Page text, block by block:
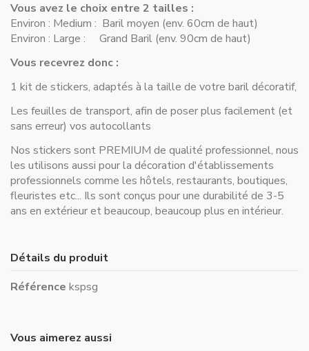
Vous avez le choix entre 2 tailles :
Environ : Medium : Baril moyen (env. 60cm de haut)
Environ : Large : Grand Baril (env. 90cm de haut)
Vous recevrez donc :
1 kit de stickers, adaptés à la taille de votre baril décoratif,
Les feuilles de transport, afin de poser plus facilement (et
sans erreur) vos autocollants
Nos stickers sont PREMIUM de qualité professionnel, nous
les utilisons aussi pour la décoration d'établissements
professionnels comme les hôtels, restaurants, boutiques,
fleuristes etc... Ils sont conçus pour une durabilité de 3-5
ans en extérieur et beaucoup, beaucoup plus en intérieur.
Détails du produit
Référence kspsg
Vous aimerez aussi